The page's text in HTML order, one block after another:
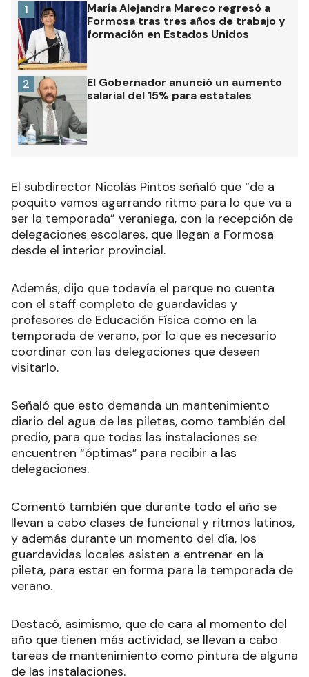
María Alejandra Mareco regresó a
Formosa tras tres años de trabajo y
formación en Estados Unidos
1
El Gobernador anunció un aumento
salarial del 15% para estatales
2
El subdirector Nicolás Pintos señaló que “de a
poquito vamos agarrando ritmo para lo que va a
ser la temporada” veraniega, con la recepción de
delegaciones escolares, que llegan a Formosa
desde el interior provincial.
Además, dijo que todavía el parque no cuenta
con el staff completo de guardavidas y
profesores de Educación Física como en la
temporada de verano, por lo que es necesario
coordinar con las delegaciones que deseen
visitarlo.
Señaló que esto demanda un mantenimiento
diario del agua de las piletas, como también del
predio, para que todas las instalaciones se
encuentren “óptimas” para recibir a las
delegaciones.
Comentó también que durante todo el año se
llevan a cabo clases de funcional y ritmos latinos,
y además durante un momento del día, los
guardavidas locales asisten a entrenar en la
pileta, para estar en forma para la temporada de
verano.
Destacó, asimismo, que de cara al momento del
año que tienen más actividad, se llevan a cabo
tareas de mantenimiento como pintura de alguna
de las instalaciones.